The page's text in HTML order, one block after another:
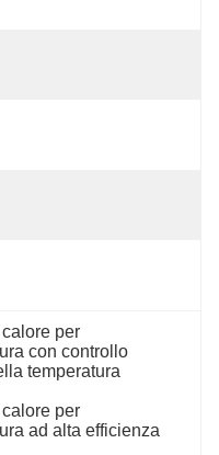
per
con controllo
temperatura
per
ad alta efficienza